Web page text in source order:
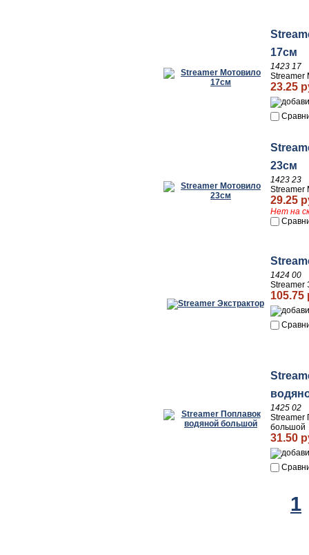
17см
1423 17
Streamer
23.25
23см
1423 23
Streamer
29.25
Нет на
1424 00
Streamer
105.75
1425 02
Streamer
большой
31.50
1